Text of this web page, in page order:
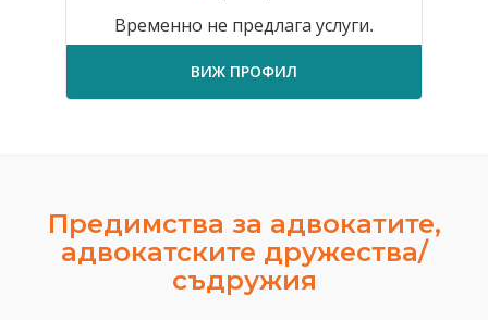
Временно не предлага услуги.
ВИЖ ПРОФИЛ
Предимства за адвокатите,
адвокатските дружества/
съдружия